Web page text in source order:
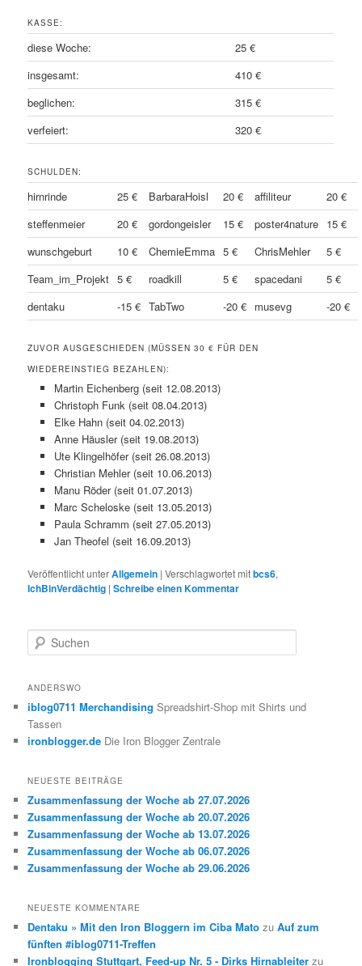
KASSE:
diese Woche:
25 €
insgesamt:
410 €
beglichen:
315 €
verfeiert:
320 €
SCHULDEN:
hirnrinde 25 € BarbaraHoisl 20 € affiliteur
20 €
steffenmeier
20 € gordongeisler 15 € poster4nature 15 €
wunschgeburt
10 € ChemieEmma 5 € ChrisMehler
5 €
Team_im_Projekt 5 € roadkill 5 € spacedani
5 €
dentaku
-15 € TabTwo -20 € musevg -20 €
ZUVOR AUSGESCHIEDEN (MÜSSEN 30 € FÜR DEN
WIEDEREINSTIEG BEZAHLEN):
Martin Eichenberg (seit 12.08.2013)
Christoph Funk (seit 08.04.2013)
Elke Hahn (seit 04.02.2013)
Anne Häusler (seit 19.08.2013)
Ute Klingelhöfer (seit 26.08.2013)
Christian Mehler (seit 10.06.2013)
Manu Röder (seit 01.07.2013)
Marc Scheloske (seit 13.05.2013)
Paula Schramm (seit 27.05.2013)
Jan Theofel (seit 16.09.2013)
Veröffentlicht unterAllgemein |Verschlagwortet mitbcs6,
IchBinVerdächtig |Schreibe einen Kommentar
u
h
n
ANDERSWO
iblog0711 Merchandising Spreadshirt-Shop mit Shirts und
Tassen
ironblogger.de Die Iron Blogger Zentrale
NEUESTE BEITRÄGE
Zusammenfassung der Woche ab 27.07.2026
Zusammenfassung der Woche ab 20.07.2026
Zusammenfassung der Woche ab 13.07.2026
Zusammenfassung der Woche ab 06.07.2026
Zusammenfassung der Woche ab 29.06.2026
NEUESTE KOMMENTARE
Dentaku » Mit den Iron Bloggern im Ciba Mato zuAuf zum
fünften #iblog0711-Treffen
Ironblogging Stuttgart, Feed-up Nr. 5 - Dirks Hirnableiter zu